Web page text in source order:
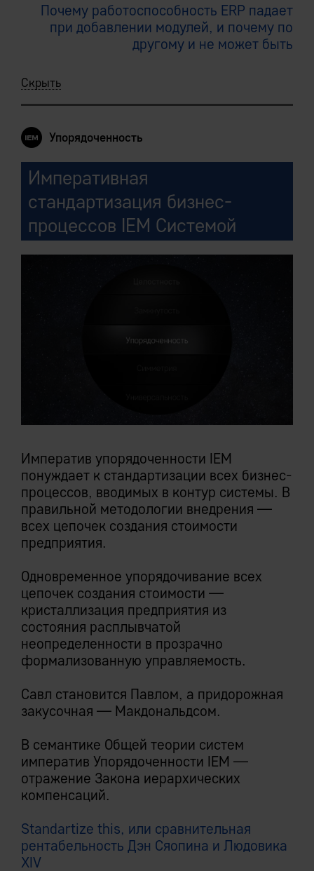
Почему работоспособность ERP падает
при добавлении модулей, и почему по
другому и не может быть
Скрыть
Упорядоченность
Императивная
cтандартизация бизнес-
процессов IEM Системой
Императив упорядоченности IEM
понуждает к стандартизации всех бизнес-
процессов, вводимых в контур системы. В
правильной методологии внедрения —
всех цепочек создания стоимости
предприятия.
Одновременное упорядочивание всех
цепочек создания стоимости —
кристаллизация предприятия из
состояния расплывчатой
неопределенности в прозрачно
формализованную управляемость.
Савл становится Павлом, а придорожная
закусочная — Макдональдсом.
В семантике Общей теории систем
императив Упорядоченности IEM —
отражение Закона иерархических
компенсаций.
Standartize this, или сравнительная
рентабельность Дэн Сяопина и Людовика
XIV